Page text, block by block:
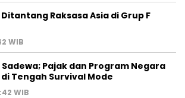
Raksasa Asia di Grup F
WIB
Pajak dan Program Negara
Tengah Survival Mode
WIB